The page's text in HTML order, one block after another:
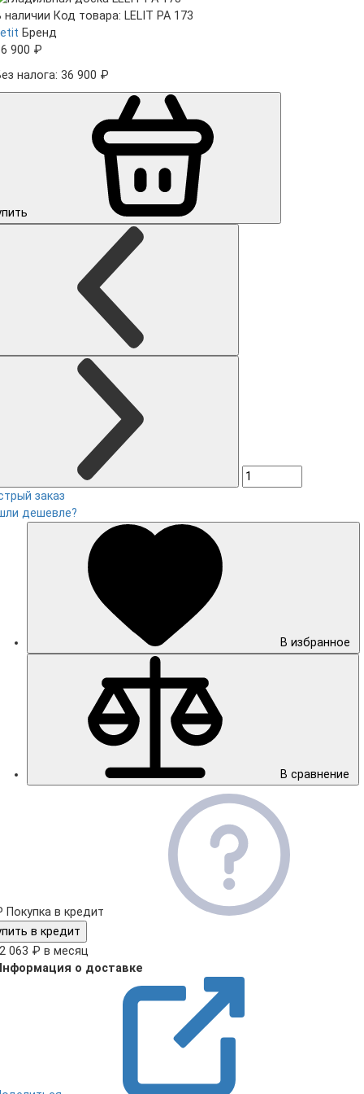
наличии Код товара: LELIT PA 173
Бренд
900 ₽
налога: 36 900 ₽
заказ
дешевле?
В избранное
В сравнение
Покупка в кредит
в кредит
063 ₽ в месяц
о доставке